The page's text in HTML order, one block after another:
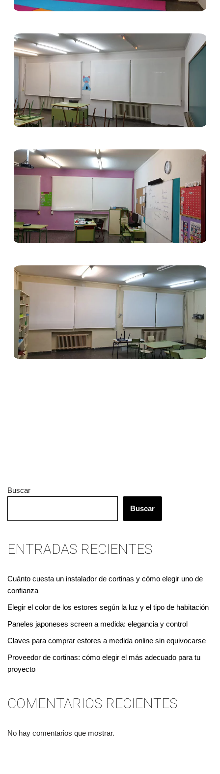
Buscar
Buscar
ENTRADAS RECIENTES
Cuánto cuesta un instalador de cortinas y cómo elegir uno de
confianza
Elegir el color de los estores según la luz y el tipo de habitación
Paneles japoneses screen a medida: elegancia y control
Claves para comprar estores a medida online sin equivocarse
Proveedor de cortinas: cómo elegir el más adecuado para tu
proyecto
COMENTARIOS RECIENTES
No hay comentarios que mostrar.